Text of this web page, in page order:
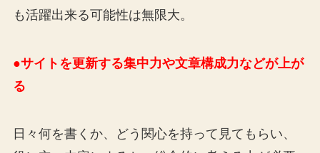
も活躍出来る可能性は無限大。
●サイトを更新する集中力や文章構成力などが上が
る
日々何を書くか、どう関心を持って見てもらい、